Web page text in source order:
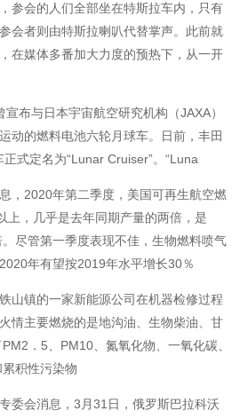
参会的人们全部坐在特斯拉车内，只有
会者则由特斯拉喇叭代替掌声。此前就
在媒体多番加大力度的预热下，从一开
与日本宇宙航空研究机构（JAXA）
动的燃料电池六轮月球车。日前，丰田
式定名为“Lunar Cruiser”。“Luna
2020年第二季度，美国可再生航空燃
上，几乎是去年同期产量的两倍，是
尽管第一季度表现不佳，生物燃料喷气
年有望按2019年水平增长30％
镇的一家新能源公司在机器检修过程
情主要燃烧的是地沟油、生物柴油、甘
．5、PM10、氮氧化物、一氧化碳、
积性污染物
会消息，3月31日，俄罗斯巴拉科沃